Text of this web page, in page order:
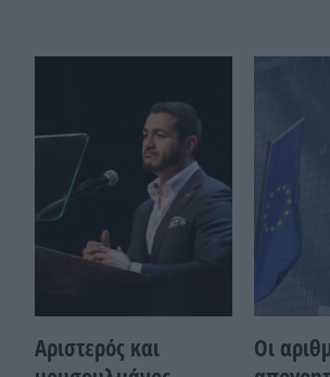
Αριστερός και
Οι